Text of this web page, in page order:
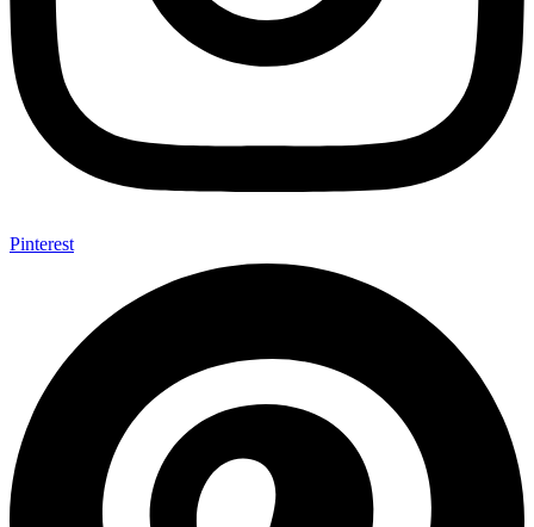
Pinterest